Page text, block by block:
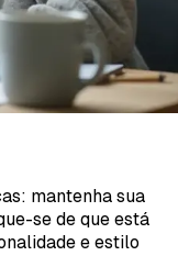
mantenha sua
se de que está
e estilo